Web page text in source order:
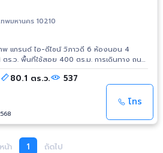
พมหานคร 10210
พ แกรนด์ ไอ-ดีไซน์ วิภาวดี 6 ห้องนอน 4
ใช้สอย 400 ตร.ม. การเดินทาง ถนน
าธูปะเตมีย์ - โรงพยาบาลแพทย์ รังสิต - เซียร์
80.1 ตร.ว. 537
โทร
น้า 1 ถัดไป